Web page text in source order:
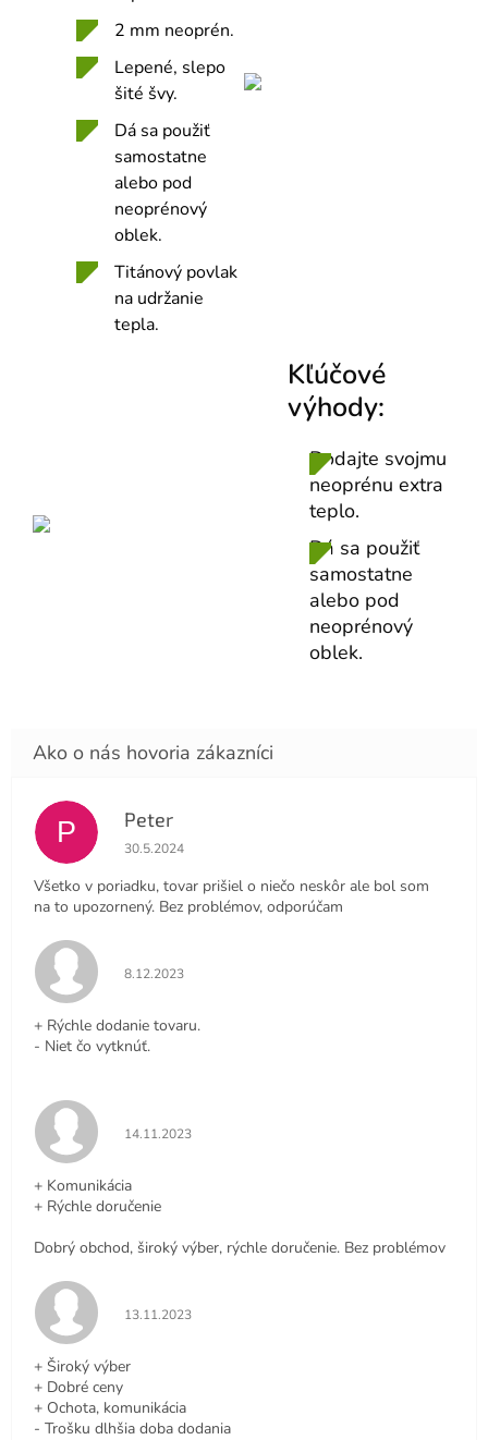
2 mm neoprén.
Lepené, slepo
šité švy.
Dá sa použiť
samostatne
alebo pod
neoprénový
oblek.
Titánový povlak
na udržanie
tepla.
Kľúčové
výhody:
Dodajte svojmu
neoprénu extra
teplo.
Dá sa použiť
samostatne
alebo pod
neoprénový
oblek.
P Peter
Hodnotenie obchodu je 4 z 5 hviezdičiek.
30.5.2024
Všetko v poriadku, tovar prišiel o niečo neskôr ale bol som
na to upozornený. Bez problémov, odporúčam
Hodnotenie obchodu je 5 z 5 hviezdičiek.
8.12.2023
+ Rýchle dodanie tovaru.
- Niet čo vytknúť.
Hodnotenie obchodu je 5 z 5 hviezdičiek.
14.11.2023
+ Komunikácia
+ Rýchle doručenie
Dobrý obchod, široký výber, rýchle doručenie. Bez problémov
Hodnotenie obchodu je 5 z 5 hviezdičiek.
13.11.2023
+ Široký výber
+ Dobré ceny
+ Ochota, komunikácia
- Trošku dlhšia doba dodania